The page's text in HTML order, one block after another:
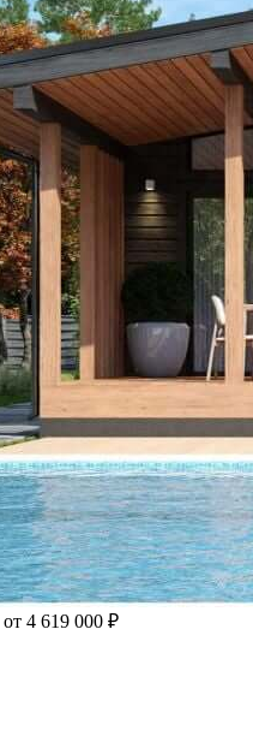
от 4 619 000 ₽